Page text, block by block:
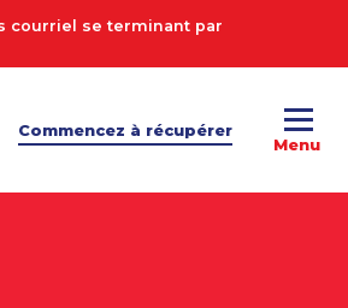
courriel se terminant par
Commencez à récupérer